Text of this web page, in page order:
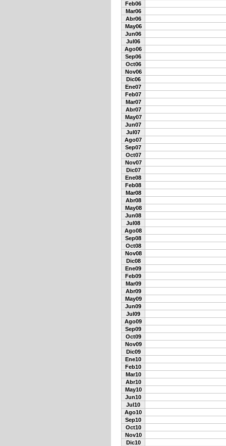
Feb06
Mar06
Abr06
May06
Jun06
Jul06
Ago06
Sep06
Oct06
Nov06
Dic06
Ene07
Feb07
Mar07
Abr07
May07
Jun07
Jul07
Ago07
Sep07
Oct07
Nov07
Dic07
Ene08
Feb08
Mar08
Abr08
May08
Jun08
Jul08
Ago08
Sep08
Oct08
Nov08
Dic08
Ene09
Feb09
Mar09
Abr09
May09
Jun09
Jul09
Ago09
Sep09
Oct09
Nov09
Dic09
Ene10
Feb10
Mar10
Abr10
May10
Jun10
Jul10
Ago10
Sep10
Oct10
Nov10
Dic10